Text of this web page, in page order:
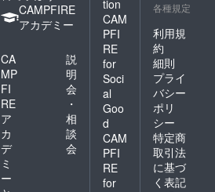
CAMPFIRE
アカデミー
CA
MP
FI
RE
ア
カ
デ
ミ
ー
説
明
会
・
相
談
会
tion
CAM
PFI
RE
for
Soci
al
Goo
d
CAM
PFI
RE
for
各種規定
利用規
約
細則
プライ
バシー
ポリ
シー
特定商
取引法
に基づ
く表記